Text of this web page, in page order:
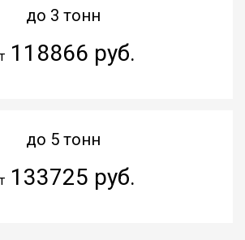
до 3 тонн
118866 руб.
до 5 тонн
133725 руб.